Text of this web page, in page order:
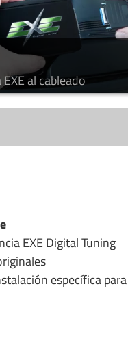
al cableado
EXE Digital Tuning
específica